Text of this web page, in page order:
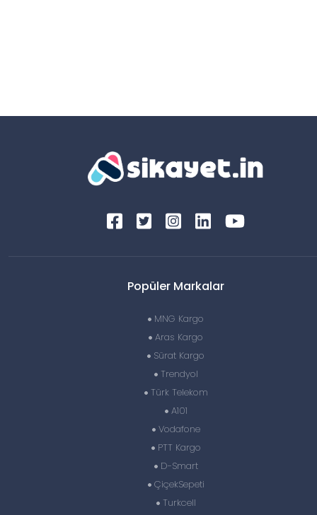
Popüler Markalar
MNG Kargo
Aras Kargo
Sürat Kargo
Trendyol
Türk Telekom
A101
Vodafone
PTT Kargo
D-Smart
ÇiçekSepeti
Turkcell